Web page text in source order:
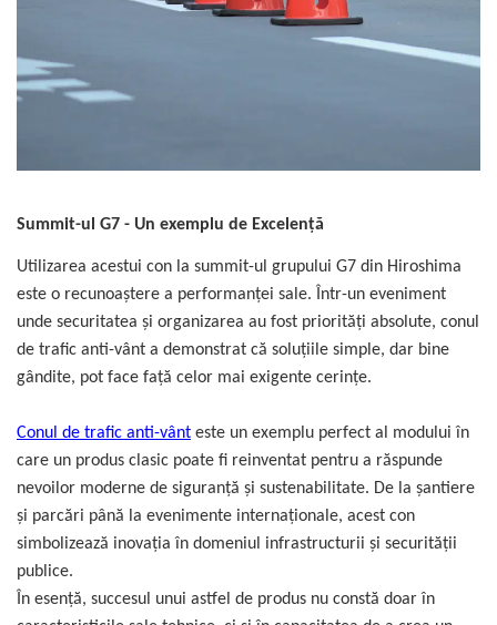
Summit-ul G7 - Un exemplu de Excelență
Utilizarea acestui con la summit-ul grupului G7 din Hiroshima
este o recunoaștere a performanței sale. Într-un eveniment
unde securitatea și organizarea au fost priorități absolute, conul
de trafic anti-vânt a demonstrat că soluțiile simple, dar bine
gândite, pot face față celor mai exigente cerințe.
Conul de trafic anti-vânt este un exemplu perfect al modului în
care un produs clasic poate fi reinventat pentru a răspunde
nevoilor moderne de siguranță și sustenabilitate. De la șantiere
și parcări până la evenimente internaționale, acest con
simbolizează inovația în domeniul infrastructurii și securității
publice.
În esență, succesul unui astfel de produs nu constă doar în